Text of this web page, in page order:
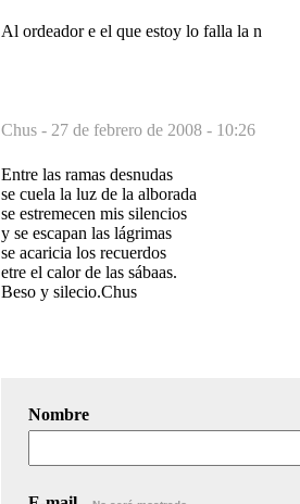
Al ordeador e el que estoy lo falla la n
Chus - 27 de febrero de 2008 - 10:26
Entre las ramas desnudas
se cuela la luz de la alborada
se estremecen mis silencios
y se escapan las lágrimas
se acaricia los recuerdos
etre el calor de las sábaas.
Beso y silecio.Chus
Nombre